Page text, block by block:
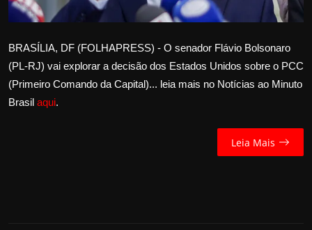
Justiça
Política
Saúde
BRASÍLIA, DF (FOLHAPRESS) - O senador Flávio Bolsonaro
(PL-RJ) vai explorar a decisão dos Estados Unidos sobre o PCC
(Primeiro Comando da Capital)... leia mais no Notícias ao Minuto
Brasil aqui.
Leia Mais